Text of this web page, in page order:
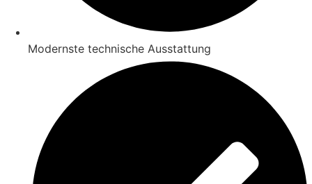
Modernste technische Ausstattung